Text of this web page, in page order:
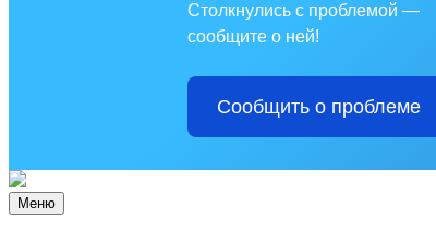
Столкнулись с проблемой —
сообщите о ней!
Сообщить о проблеме
Меню